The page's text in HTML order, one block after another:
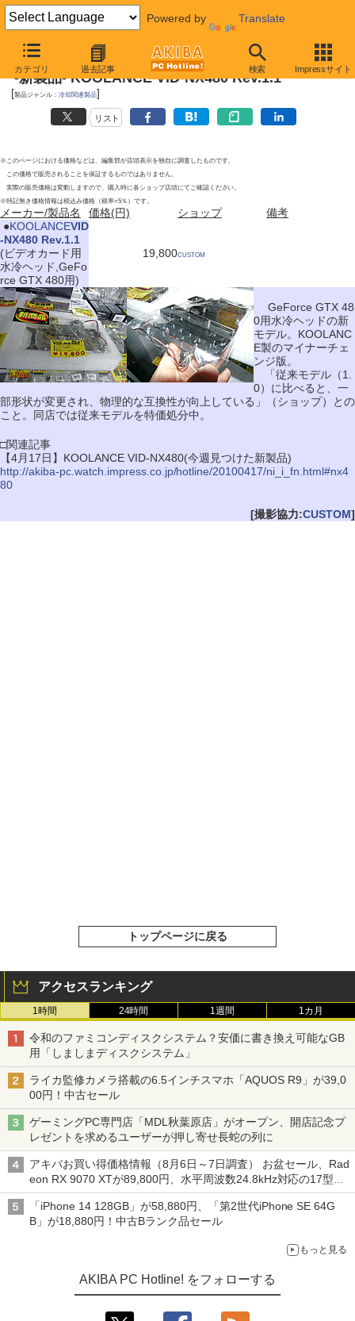
Powered by Translate
カテゴリ 過去記事 検索 Impressサイト
2010年10月16日号
-新製品- KOOLANCE VID-NX480 Rev.1.1
[製品ジャンル： 冷却関連製品]
リスト
※このページにおける価格などは、編集部が店頭表示を独自に調査したものです。
この価格で販売されることを保証するものではありません。
実際の販売価格は変動しますので、購入時に各ショップ店頭にてご確認ください。
※特記無き価格情報は税込み価格（税率=5％）です。
メーカー/製品名 価格(円) ショップ
備考
●KOOLANCEVID
-NX480 Rev.1.1
(ビデオカード用
水冷ヘッド,GeFo
rce GTX 480用)
19,800CUSTOM
GeForce GTX 48
0用水冷ヘッドの新
モデル。KOOLANC
E製のマイナーチェ
ンジ版。
「従来モデル（1.
0）に比べると、一
部形状が変更され、物理的な互換性が向上している」（ショップ）との
こと。同店では従来モデルを特価処分中。
□関連記事
【4月17日】KOOLANCE VID-NX480(今週見つけた新製品)
http://akiba-pc.watch.impress.co.jp/hotline/20100417/ni_i_fn.html#nx4
80
[撮影協力:CUSTOM]
トップページに戻る
アクセスランキング
1時間 24時間 1週間 1カ月
令和のファミコンディスクシステム？安価に書き換え可能なGB
用「しましまディスクシステム」
ライカ監修カメラ搭載の6.5インチスマホ「AQUOS R9」が39,0
00円！中古セール
ゲーミングPC専門店「MDL秋葉原店」がオープン、開店記念プ
レゼントを求めるユーザーが押し寄せ長蛇の列に
アキバお買い得価格情報（8月6日～7日調査） お盆セール、Rad
eon RX 9070 XTが89,800円、水平周波数24.8kHz対応の17型モ
ニターが9,801円、暑さ指数連動セール ほか
「iPhone 14 128GB」が58,880円、「第2世代iPhone SE 64G
B」が18,880円！中古Bランク品セール
もっと見る
AKIBA PC Hotline! をフォローする